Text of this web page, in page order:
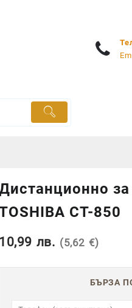
за
CT-850
10,99 лв. (5,62 €)
БЪРЗА